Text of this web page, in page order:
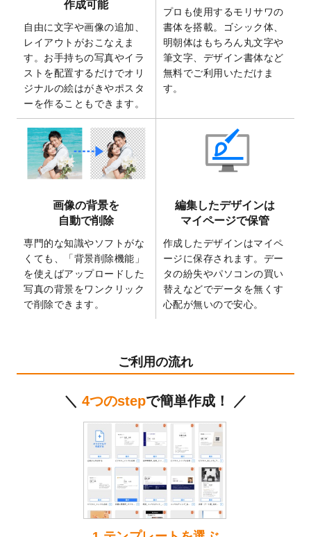
トを追加いたしました。
2025/6/30
暑中見舞いのデザインテンプレートを追加
しました。
2025/6/27
キャンバスプリントのデザインテンプレー
トを追加いたしました。
2025/6/24
2026年版1月始まりのカレンダーデザイン
テンプレートを公開いたしました。
2025/6/9
「背景削除機能
」を実装しました。
2025/4/3
DMのデザインテンプレートを追加しまし
た。
を追加しました。
マスキングテープのデザインテンプレート
を追加しました。
2025/1/15
配置できるデータ形式が増えました。
（pdf、psd、eps、tifに対応）
2024/12/24
2025年版4月始まりのカレンダーデザイン
箔押し年賀状のデザインテンプレート
ステッカーのデザインテンプレート
しました。
2025年巳年の年賀状デザインテンプレート
を公開いたしました。
喪中はがきのデザインテンプレート
いたしました。
2025年版1月始まりのカレンダーデザイン
テンプレート
を公開いたしました。
作成可能
自由に文字や画像の追加、
レイアウトがおこなえま
す。お手持ちの写真やイラ
ストを配置するだけでオリ
ジナルの絵はがきやポスタ
ーを作ることもできます。
プロも使用するモリサワの
書体を搭載。ゴシック体、
明朝体はもちろん丸文字や
筆文字、デザイン書体など
無料でご利用いただけま
す。
画像の背景を
自動で削除
専門的な知識やソフトがな
くても、「背景削除機能」
を使えばアップロードした
写真の背景をワンクリック
で削除できます。
編集したデザインは
マイページで保管
作成したデザインはマイペ
ージに保存されます。デー
タの紛失やパソコンの買い
替えなどでデータを無くす
心配が無いので安心。
ご利用の流れ
＼ 4つのstepで簡単作成！ ／